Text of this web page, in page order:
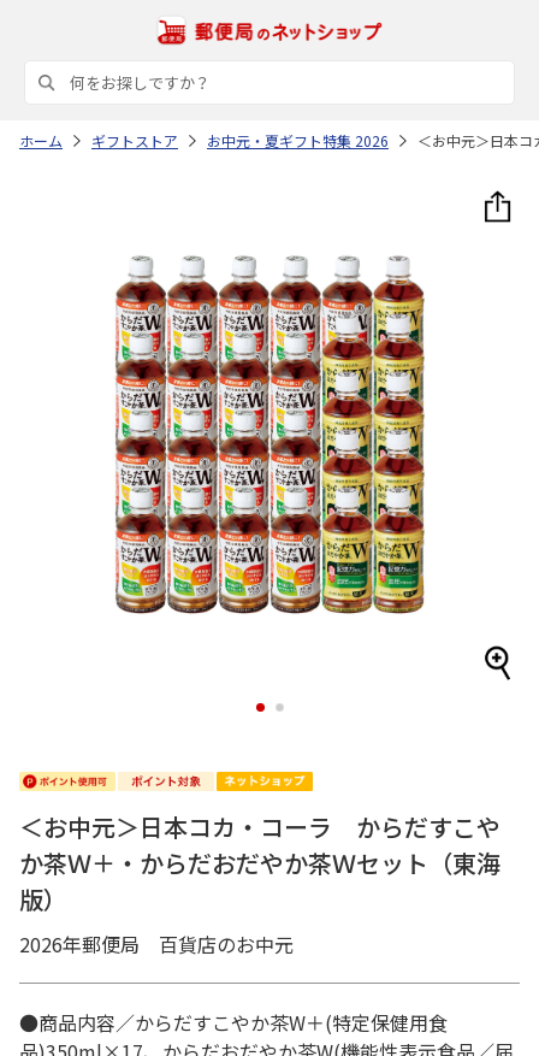
ホーム ギフトストア お中元・夏ギフト特集 2026 ＜お中元＞日本
1 2
＜お中元＞日本コカ・コーラ からだすこや
か茶Ｗ＋・からだおだやか茶Ｗセット（東海
版）
2026年郵便局 百貨店のお中元
●商品内容／からだすこやか茶W＋(特定保健用食